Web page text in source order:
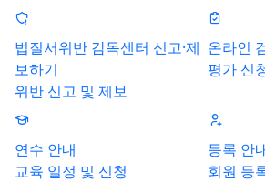
법질서위반 감독센터 신고·제
보하기
위반 신고 및 제보
온라인
평가 신
연수 안내
교육 일정 및 신청
등록 안
회원 등